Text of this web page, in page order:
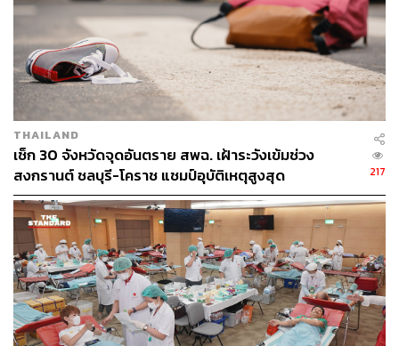
คำถามที่ตามมาคือ แบรนด์แอลกอฮอล์เกี่ยวอะไรกับเสื้อผ้า
แฟชั่น อย่างที่รู้กันการทำการตลาดของแบรนด์แอลกอฮอล์มี
กฎระเบียบที่เคร่งครัด และมีบางมุมที่ยังคลุมเครือ เพราะให้
อำนาจเจ้าหน้าที่ในการตีความเอง ขณะเดียวกันแบรนด์ไม่
สามารถหยุดสร้างแบรนด์ได้ ไม่อย่างนั้นจะถูกกระแสของแบ
รนด์อื่นๆ กลืนไปจนหมด
ทางออกจึงต้องทำให้แบรนด์เป็นกระแสอยู่เสมอ และการจับ
มือกับแบรนด์แฟชั่นถือเป็นทางหนึ่งที่หลายๆ แบรนด์เลือกใช้
เพราะทำให้แบรนด์เป็นที่รู้จักของผู้บริโภคมากขึ้นผ่านเสื้อผ้า
ที่ต้องใส่ในชีวิตประจำวันอยู่แล้ว
THAILAND
เช็ก 30 จังหวัดจุดอันตราย สพฉ. เฝ้าระวังเข้มช่วง
สงกรานต์ ชลบุรี-โคราช แชมป์อุบัติเหตุสูงสุด
217